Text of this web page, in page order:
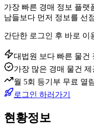
가장 빠른 경매 정보 플랫
남들보다 먼저 정보를 선
간단한 로그인 후 바로 이
대법원 보다 빠른 물건
가장 많은 경매 물건 제
월 5회 등기부 무료 열
로그인 하러가기
현황정보